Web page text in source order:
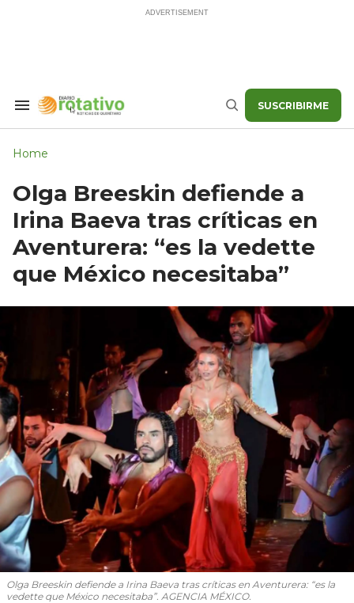
Search
Buscar SUSCRIBIRME
Home
Olga Breeskin defiende a
Irina Baeva tras críticas en
Aventurera: “es la vedette
que México necesitaba”
Olga Breeskin defiende a Irina Baeva tras críticas en Aventurera: “es la
vedette que México necesitaba”. AGENCIA MÉXICO.